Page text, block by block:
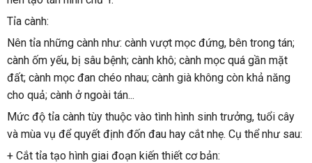
Tỉa cành:
Nên tỉa những cành như: cành vượt mọc đứng, bên trong tán;
cành ốm yếu, bị sâu bệnh; cành khô; cành mọc quá gần mặt
đất; cành mọc đan chéo nhau; cành già không còn khả năng
cho quả; cành ở ngoài tán...
Mức độ tỉa cành tùy thuộc vào tình hình sinh trưởng, tuổi cây
và mùa vụ để quyết định đốn đau hay cắt nhẹ. Cụ thể như sau:
+ Cắt tỉa tạo hình giai đoạn kiến thiết cơ bản: